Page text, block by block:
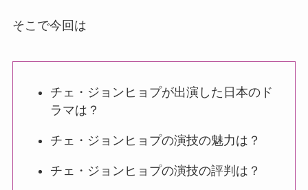
そこで今回は
チェ・ジョンヒョプが出演した日本のド
ラマは？
チェ・ジョンヒョプの演技の魅力は？
チェ・ジョンヒョプの演技の評判は？